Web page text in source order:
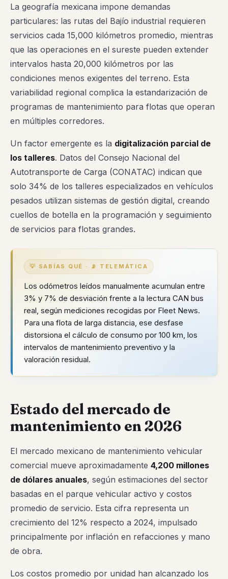
La geografía mexicana impone demandas
particulares: las rutas del Bajío industrial requieren
servicios cada 15,000 kilómetros promedio, mientras
que las operaciones en el sureste pueden extender
intervalos hasta 20,000 kilómetros por las
condiciones menos exigentes del terreno. Esta
variabilidad regional complica la estandarización de
programas de mantenimiento para flotas que operan
en múltiples corredores.
Un factor emergente es la digitalización parcial de
los talleres. Datos del Consejo Nacional del
Autotransporte de Carga (CONATAC) indican que
solo 34% de los talleres especializados en vehículos
pesados utilizan sistemas de gestión digital, creando
cuellos de botella en la programación y seguimiento
de servicios para flotas grandes.
💡 SABÍAS QUÉ · 📡 TELEMÁTICA
Los odómetros leídos manualmente acumulan entre
3% y 7% de desviación frente a la lectura CAN bus
real, según mediciones recogidas por Fleet News.
Para una flota de larga distancia, ese desfase
distorsiona el cálculo de consumo por 100 km, los
intervalos de mantenimiento preventivo y la
valoración residual.
Estado del mercado de
mantenimiento en 2026
El mercado mexicano de mantenimiento vehicular
comercial mueve aproximadamente 4,200 millones
de dólares anuales, según estimaciones del sector
basadas en el parque vehicular activo y costos
promedio de servicio. Esta cifra representa un
crecimiento del 12% respecto a 2024, impulsado
principalmente por inflación en refacciones y mano
de obra.
Los costos promedio por unidad han alcanzado los